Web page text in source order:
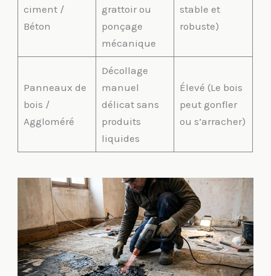
ciment /
Béton
grattoir ou
ponçage
mécanique
stable et
robuste)
Panneaux de
bois /
Aggloméré
Décollage
manuel
délicat sans
produits
liquides
Élevé (Le bois
peut gonfler
ou s’arracher)